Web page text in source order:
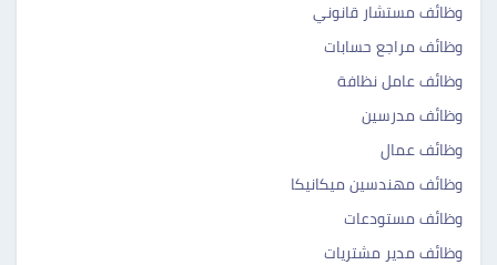
وظائف مستشار قانوني
وظائف مراجع حسابات
وظائف عامل نظافة
وظائف مدرسين
وظائف عمال
وظائف مهندسين ميكانيكا
وظائف مستودعات
وظائف مدير مشتريات